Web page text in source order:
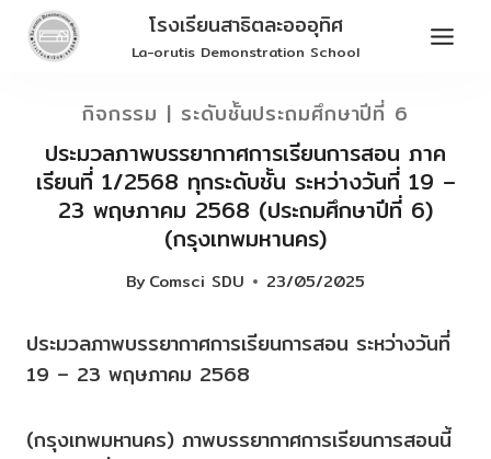
Skip
โรงเรียนสาธิตละอออุทิศ
La-orutis Demonstration School
กิจกรรม | ระดับชั้นประถมศึกษาปีที่ 6
ประมวลภาพบรรยากาศการเรียนการสอน ภาค
เรียนที่ 1/2568 ทุกระดับชั้น ระหว่างวันที่ 19 –
23 พฤษภาคม 2568 (ประถมศึกษาปีที่ 6)
(กรุงเทพมหานคร)
ByComsci SDU 23/05/2025
ประมวลภาพบรรยากาศการเรียนการสอน ระหว่างวันที่
19 – 23 พฤษภาคม 2568
(กรุงเทพมหานคร) ภาพบรรยากาศการเรียนการสอนนี้